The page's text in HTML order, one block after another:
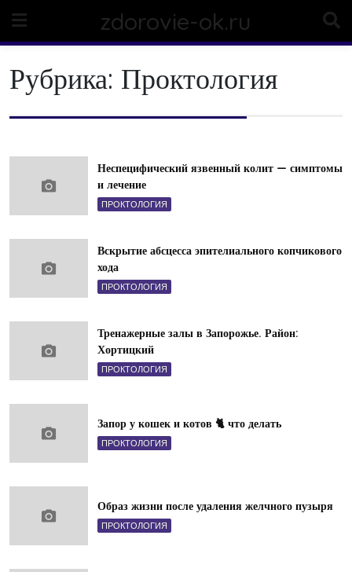
content
zdorovie-ok.ru
Рубрика: Проктология
Неспецифический язвенный колит — симптомы
и лечение
ПРОКТОЛОГИЯ
Вскрытие абсцесса эпителиального копчикового
хода
ПРОКТОЛОГИЯ
Тренажерные залы в Запорожье. Район:
Хортицкий
ПРОКТОЛОГИЯ
Запор у кошек и котов 🐈 что делать
ПРОКТОЛОГИЯ
Образ жизни после удаления желчного пузыря
ПРОКТОЛОГИЯ